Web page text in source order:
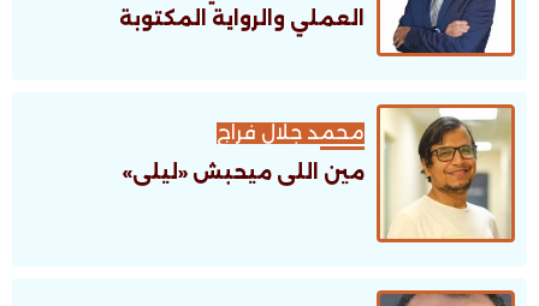
العملي والرواية المكتوبة
محمد جلال فراج
مين اللى ميحبش «ليلى»